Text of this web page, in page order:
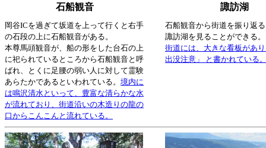
石船観音 諏訪湖
岡谷ICを過ぎて坂道を上って行くと右手
の石段の上に石船観音がある。
本尊馬頭観音が、船の形をした台石の上
に祀られているところから石船観音と呼
ばれ、とくに足腰の弱い人に対して霊験
あらたかであるといわれている。 境内に
は鳴沢清水といって、豊富な清らかな水
が流れており、街道沿いの木造りの龍の
口からこんこんと流れている。
石船観音から街道を振り返
諏訪湖を見ることができる。
街道には、大きな看板があ
出没注意」 と書かれている